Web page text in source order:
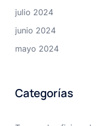
julio 2024
junio 2024
mayo 2024
Categorías